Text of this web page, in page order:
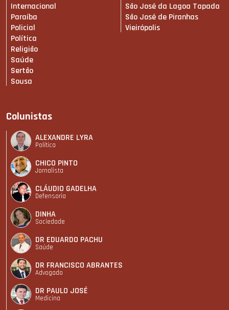
Internacional
Paraíba
Policial
Política
Religião
Saúde
Sertão
Sousa
São José da Lagoa Tapada
São José de Piranhas
Vieirópolis
Colunistas
ALEXANDRE LYRA
Política
CHICO PINTO
Jornalista
CLÁUDIO GADELHA
Defensoria
DINHA
Sociedade
DR EDUARDO PACHU
Saúde
DR FRANCISCO ABRANTES
Advogado
DR PAULO JOSÉ
Medicina